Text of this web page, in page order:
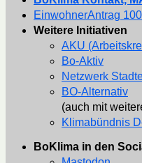
EinwohnerAntrag
Weitere Initiativen
AKU
Bo-Aktiv
Netzwerk
BO-Alternativ
(auch mit
Klimabündnis
BoKlima in den